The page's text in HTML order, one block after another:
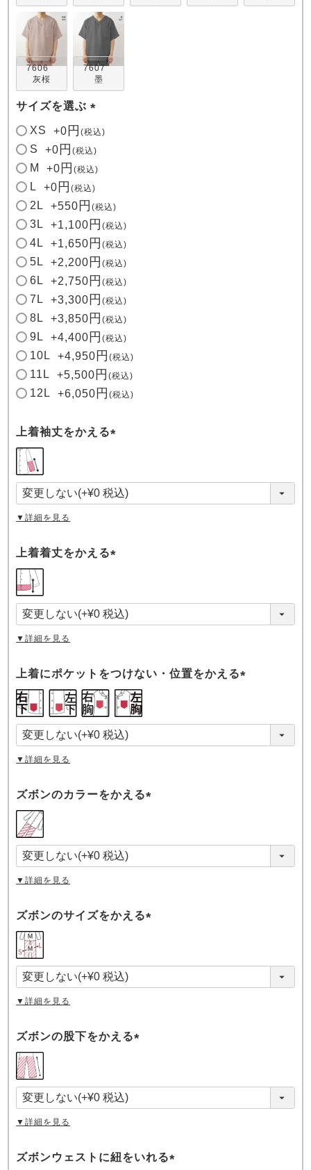
売れ筋ランキング
- Item Ranking -
すべてのデザインのパジャマ一覧はこちら
7606
灰桜
7607
墨
サイズを選ぶ
(
)
XS +0 税込
S +0 税込
M +0 税込
L +0 税込
2L +550 税込
3L +1,100 税込
4L +1,650 税込
5L +2,200 税込
6L +2,750 税込
7L +3,300 税込
8L +3,850 税込
9L +4,400 税込
10L +4,950 税込
11L +5,500 税込
12L +6,050 税込
上着袖丈をかえる
須
)
▼詳細を見る
上着着丈をかえる
須
)
▼詳細を見る
上着にポケットをつけない・位置をかえる
須
)
▼詳細を見る
ズボンのカラーをかえる
須
)
▼詳細を見る
ズボンのサイズをかえる
須
)
▼詳細を見る
ズボンの股下をかえる
須
)
▼詳細を見る
ズボンウェストに紐をいれる